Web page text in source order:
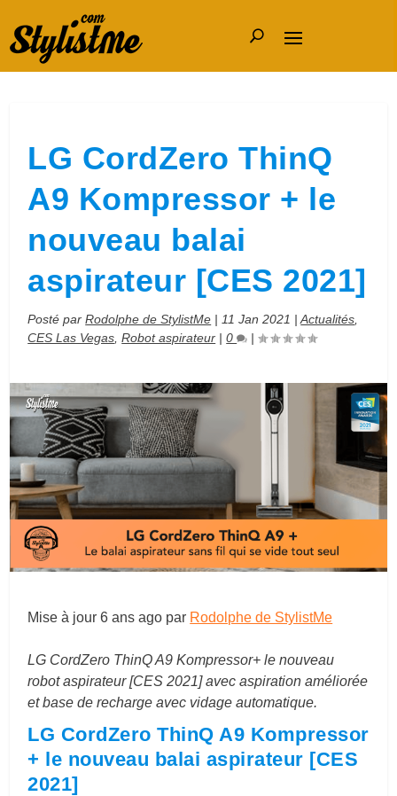
LG CordZero ThinQ
A9 Kompressor + le
nouveau balai
aspirateur [CES 2021]
Posté parRodolphe de StylistMe | 11 Jan 2021 |Actualités
CES Las Vegas ,Robot aspirateur |0 |
Mise à jour6 ans ago par Rodolphe de StylistMe
LG CordZero ThinQ A9 Kompressor+ le nouveau
robot aspirateur [CES 2021] avec aspiration améliorée
et base de recharge avec vidage automatique.
LG CordZero ThinQ A9 Kompressor
+ le nouveau balai aspirateur [CES
2021]